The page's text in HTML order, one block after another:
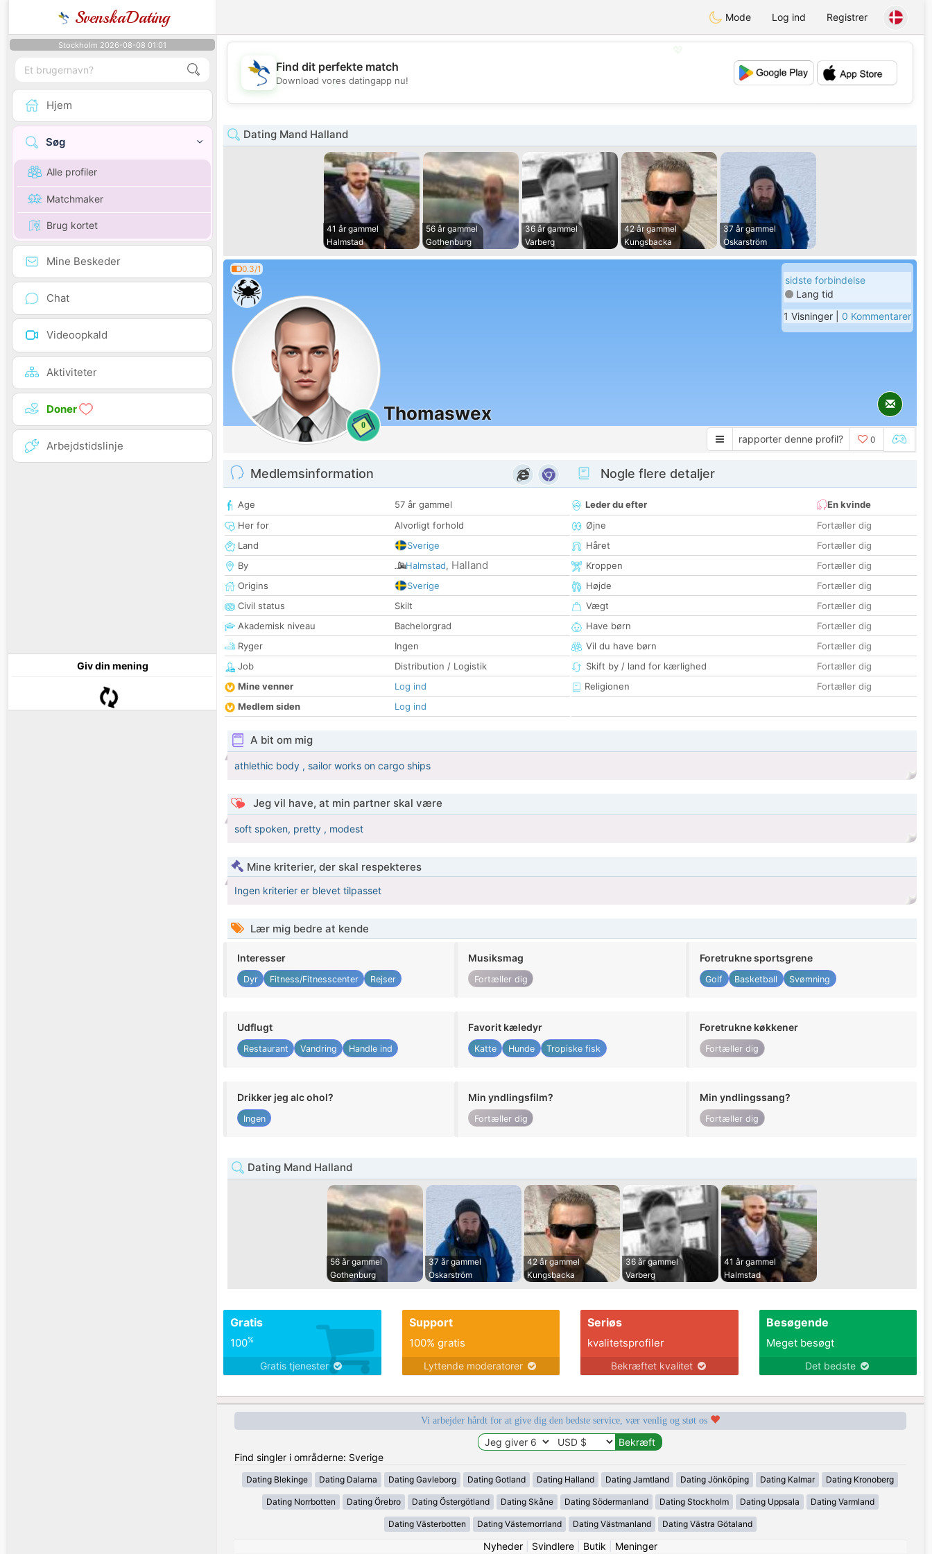
SvenskaDating Mode Log ind Registrer
Stockholm 2026-08-08 01:01
Hjem
Søg
Alle profiler
Matchmaker
Brug kortet
Mine Beskeder
Chat
Videoopkald
Aktiviteter
Doner
Arbejdstidslinje
Giv din mening
💖
💕
Find dit perfekte match
Download vores datingapp nu!
Dating Mand Halland
41 år gammel
Halmstad
56 år gammel
Gothenburg
36 år gammel
Varberg
42 år gammel
Kungsbacka
37 år gammel
Oskarström
0.3/1
0
Thomaswex
sidste forbindelse
Lang tid
1 Visninger | 0 Kommentarer
rapporter denne profil? 0
Medlemsinformation
Age
57 år gammel
Her for
Alvorligt forhold
Land
Sverige
By
Halmstad, Halland
Origins
Sverige
Civil status
Skilt
Akademisk niveau
Bachelorgrad
Ryger
Ingen
Job
Distribution / Logistik
Mine venner
Log ind
Medlem siden
Log ind
Nogle flere detaljer
Leder du efter
En kvinde
Øjne
Fortæller dig
Håret
Fortæller dig
Kroppen
Fortæller dig
Højde
Fortæller dig
Vægt
Fortæller dig
Have børn
Fortæller dig
Vil du have børn
Fortæller dig
Skift by / land for kærlighed
Fortæller dig
Religionen
Fortæller dig
A bit om mig
athlethic body , sailor works on cargo ships
Jeg vil have, at min partner skal være
soft spoken, pretty , modest
Mine kriterier, der skal respekteres
Ingen kriterier er blevet tilpasset
Lær mig bedre at kende
Interesser
Dyr Fitness/Fitnesscenter Rejser
Musiksmag
Fortæller dig
Foretrukne sportsgrene
Golf Basketball Svømning
Udflugt
Restaurant Vandring Handle ind
Favorit kæledyr
Katte Hunde Tropiske fisk
Foretrukne køkkener
Fortæller dig
Drikker jeg alc ohol?
Ingen
Min yndlingsfilm?
Fortæller dig
Min yndlingssang?
Fortæller dig
Dating Mand Halland
56 år gammel
Gothenburg
37 år gammel
Oskarström
42 år gammel
Kungsbacka
36 år gammel
Varberg
41 år gammel
Halmstad
Gratis
100%
Gratis tjenester
Support
100% gratis
Lyttende moderatorer
Seriøs
kvalitetsprofiler
Bekræftet kvalitet
Besøgende
Meget besøgt
Det bedste
Vi arbejder hårdt for at give dig den bedste service, vær venlig og støt os
Find singler i områderne: Sverige
Dating Blekinge Dating Dalarna Dating Gavleborg Dating Gotland Dating Halland Dating Jamtland Dating Jönköping Dating Kalmar Dating Kronoberg
Dating Norrbotten Dating Örebro Dating Östergötland Dating Skåne Dating Södermanland Dating Stockholm Dating Uppsala Dating Varmland
Dating Västerbotten Dating Västernorrland Dating Västmanland Dating Västra Götaland
Nyheder| Svindlere| Butik Meninger